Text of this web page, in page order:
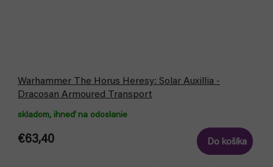
Warhammer The Horus Heresy: Solar Auxillia -
Dracosan Armoured Transport
skladom, ihneď na odoslanie
€63,40 Do košíka